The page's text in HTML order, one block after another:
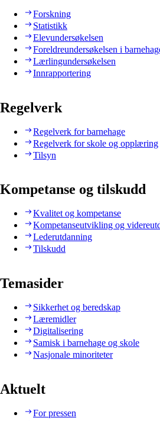
Forskning
Statistikk
Elevundersøkelsen
Foreldreundersøkelsen i
Lærlingundersøkelsen
Innrapportering
Regelverk
Regelverk for barnehage
Regelverk for skole og opplæring
Tilsyn
Kompetanse og tilskudd
Kvalitet og kompetanse
Kompetanseutvikling og
Lederutdanning
Tilskudd
Temasider
Sikkerhet og beredskap
Læremidler
Digitalisering
Samisk i barnehage og skole
Nasjonale minoriteter
Aktuelt
For pressen